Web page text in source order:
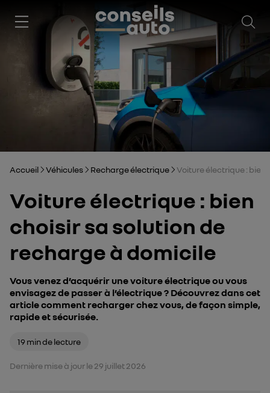
Accueil Véhicules Recharge électrique Voiture électrique : bien
Voiture électrique : bien
choisir sa solution de
recharge à domicile
Vous venez d’acquérir une voiture électrique ou vous
envisagez de passer à l’électrique ? Découvrez dans cet
article comment recharger chez vous, de façon simple,
rapide et sécurisée.
Dernière mise à jour le 29 juillet 2026
19 min de lecture